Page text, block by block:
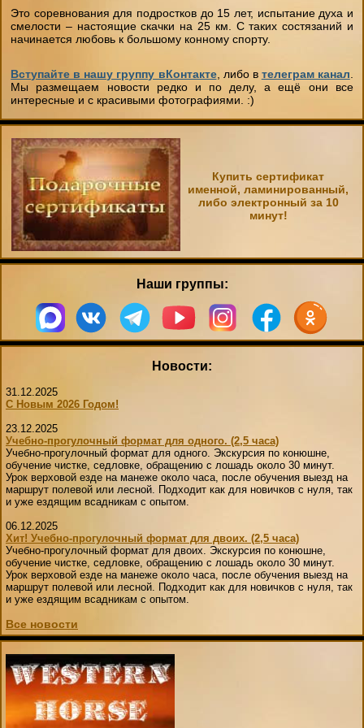
Это соревнования для подростков до 15 лет, испытание духа и
смелости – настоящие скачки на 25 км. С таких состязаний и
начинается любовь к большому конному спорту.
Вступайте в нашу группу вКонтакте, либо в телеграм канал
Мы размещаем новости редко и по делу, а ещё они все
интересные и с красивыми фотографиями. :)
Купить сертификат
именной, ламинированный,
либо электронный за 10
минут!
Наши группы:
Новости:
31.12.2025
С Новым 2026 Годом!
23.12.2025
Учебно-прогулочный формат для одного. (2,5 часа)
Учебно-прогулочный формат для одного. Экскурсия по конюшне,
обучение чистке, седловке, обращению с лошадь около 30 минут.
Урок верховой езде на манеже около часа, после обучения выезд на
маршрут полевой или лесной. Подходит как для новичков с нуля, так
и уже ездящим всадникам с опытом.
06.12.2025
Хит! Учебно-прогулочный формат для двоих. (2,5 часа)
Учебно-прогулочный формат для двоих. Экскурсия по конюшне,
обучение чистке, седловке, обращению с лошадь около 30 минут.
Урок верховой езде на манеже около часа, после обучения выезд на
маршрут полевой или лесной. Подходит как для новичков с нуля, так
и уже ездящим всадникам с опытом.
Все новости
Чёрный Список
Бесплатный постой лошадей
"День на конюшне" (будни)
Экспресс- обучение за 4 часа
Фотосессии
Как одеваться на конную прогулку
Вопросы-ответы
Стили верховой езды
Советы
Ветеринария
Амуниция лошадей
Подбор лошади параметры
Домик в аренду